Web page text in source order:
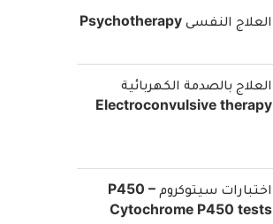
العلاج النفسى Psychotherapy
العلاج بالصدمة الكهربائية
Electroconvulsive therapy
اختبارات سيتوكروم P450 –
Cytochrome P450 tests